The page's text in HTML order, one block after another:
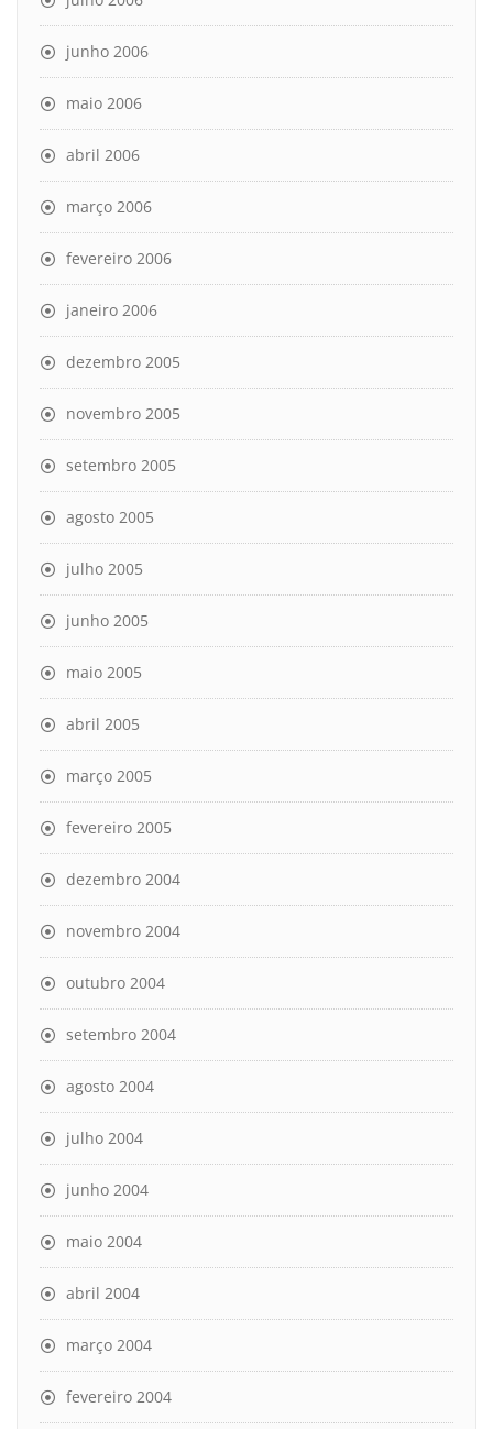
junho 2006
maio 2006
abril 2006
março 2006
fevereiro 2006
janeiro 2006
dezembro 2005
novembro 2005
setembro 2005
agosto 2005
julho 2005
junho 2005
maio 2005
abril 2005
março 2005
fevereiro 2005
dezembro 2004
novembro 2004
outubro 2004
setembro 2004
agosto 2004
julho 2004
junho 2004
maio 2004
abril 2004
março 2004
fevereiro 2004